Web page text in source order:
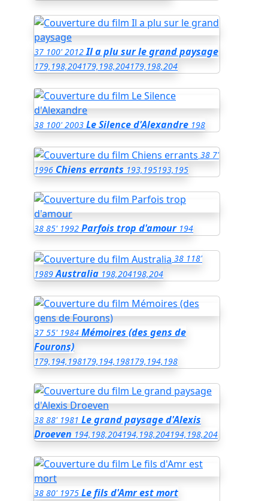
37 100' 2012 Il a plu sur le grand paysage
179,198,204179,198,204179,198,204
38 100' 2003 Le Silence d'Alexandre 198
38 7'
1996 Chiens errants 193,195193,195
38 85' 1992 Parfois trop d'amour 194
38 118'
1989 Australia 198,204198,204
37 55' 1984 Mémoires (des gens de
Fourons)
179,194,198179,194,198179,194,198
38 88' 1981 Le grand paysage d'Alexis
Droeven 194,198,204194,198,204194,198,204
38 80' 1975 Le fils d'Amr est mort